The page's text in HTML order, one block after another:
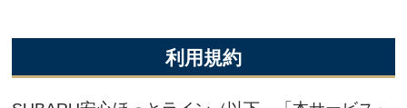
利用規約